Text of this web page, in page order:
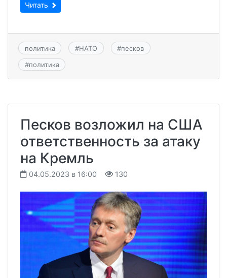
Читать
политика #НАТО #песков
#политика
Песков возложил на США
ответственность за атаку
на Кремль
04.05.2023 в 16:00 130